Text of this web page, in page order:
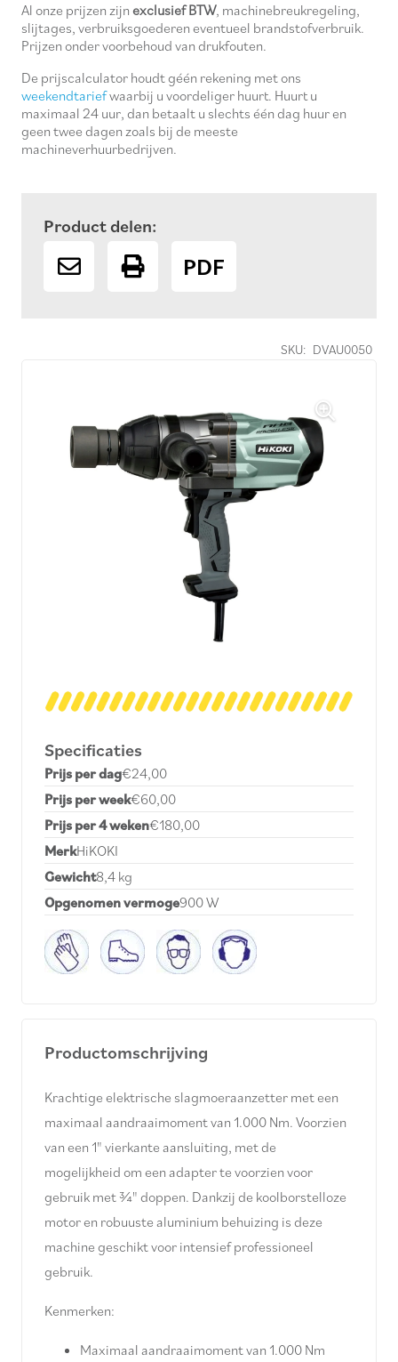
SKU: DVAU0050
Specificaties
Prijs per dag€24,00
Prijs per week€60,00
Prijs per 4 weken€180,00
MerkHiKOKI
Gewicht8,4 kg
Opgenomen vermoge900 W
Productomschrijving
Krachtige elektrische slagmoeraanzetter met een
maximaal aandraaimoment van 1.000 Nm. Voorzien
van een 1" vierkante aansluiting, met de
mogelijkheid om een adapter te voorzien voor
gebruik met ¾" doppen. Dankzij de koolborstelloze
motor en robuuste aluminium behuizing is deze
machine geschikt voor intensief professioneel
gebruik.
Kenmerken:
Maximaal aandraaimoment van 1.000 Nm
Al onze prijzen zijn exclusief BTW, machinebreukregeling,
slijtages, verbruiksgoederen eventueel brandstofverbruik.
Prijzen onder voorbehoud van drukfouten.
De prijscalculator houdt géén rekening met ons
weekendtariefwaarbij u voordeliger huurt. Huurt u
maximaal 24 uur, dan betaalt u slechts één dag huur en
geen twee dagen zoals bij de meeste
machineverhuurbedrijven.
Product delen:
PDF